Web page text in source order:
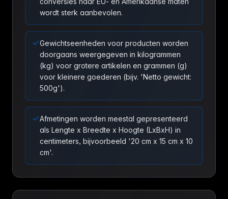
wordt sterk aanbevolen.
Gewichtseenheden voor producten worden
doorgaans weergegeven in kilogrammen
(kg) voor grotere artikelen en grammen (g)
voor kleinere goederen (bijv. 'Netto gewicht:
500g').
Afmetingen worden meestal gepresenteerd
als Lengte x Breedte x Hoogte (LxBxH) in
centimeters, bijvoorbeeld '20 cm x 15 cm x 10
cm'.